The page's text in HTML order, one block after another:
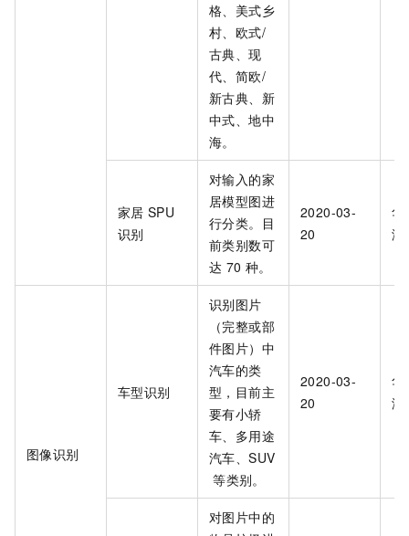
格、美式乡
村、欧式/
古典、现
代、简欧/
新古典、新
中式、地中
海。
家居 SPU
识别
对输入的家
居模型图进
行分类。目
前类别数可
达 70 种。
2020-03-
20
华
海
图像识别
车型识别
识别图片
（完整或部
件图片）中
汽车的类
型，目前主
要有小轿
车、多用途
汽车、SUV
等类别。
2020-03-
20
华
海
对图片中的